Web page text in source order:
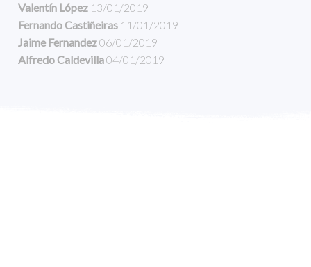
Valentín López 13/01/2019
Fernando Castiñeiras 11/01/2019
Jaime Fernandez06/01/2019
Alfredo Caldevilla04/01/2019